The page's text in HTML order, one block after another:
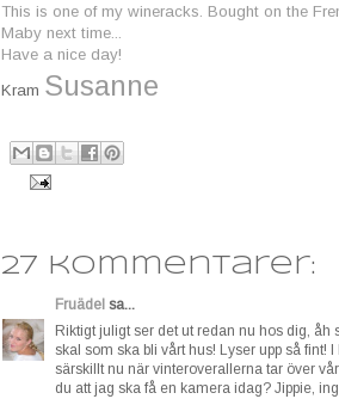
This is one of my wineracks. Bought on the
Maby next time...
Have a nice day!
Kram Susanne
27 kommentarer:
Fruädel sa...
Riktigt juligt ser det ut redan nu hos dig,
skal som ska bli vårt hus! Lyser upp så fint!
särskillt nu när vinteroverallerna tar över
du att jag ska få en kamera idag? Jippie,